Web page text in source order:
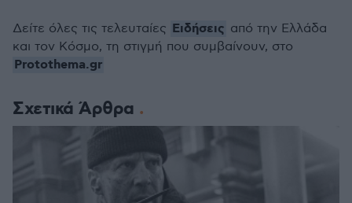
Σχετικά Άρθρα
Δείτε όλες τις τελευταίες Ειδήσεις από την Ελλάδα
και τον Κόσμο, τη στιγμή που συμβαίνουν, στο
Protothema.gr